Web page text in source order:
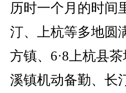
历时一个月的时间
汀、上杭等多地圆
方镇、6·8上杭县
溪镇机动备勤、长